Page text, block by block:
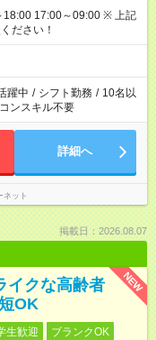
17:00～09:00 ※ 上記
ださい！
躍中 / シフト勤務 / 10名以
ンスキル不要
詳細へ
ネット
掲載日：2026.08.07
NEW
イクな高齢者
OK
生歓迎
ブランクOK